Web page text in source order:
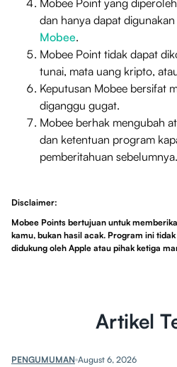
Mobee Point yang
dan hanya dapat
Mobee.
Mobee Point tidak dapat
tunai, mata uang kripto,
Keputusan Mobee bersifat
diganggu gugat.
Mobee berhak mengubah
dan ketentuan program
pemberitahuan sebelumnya.
Disclaimer:
Mobee Points bertujuan untuk
kamu, bukan hasil acak. Program ini
didukung oleh Apple atau pihak ketiga
Artikel
PENGUMUMAN August 6, 2026